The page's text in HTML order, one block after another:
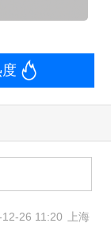
究的主体
究纳入中
研究中国
国的，都
国。
26 11:20 上海